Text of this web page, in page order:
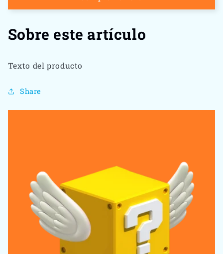
Sobre este artículo
Texto del producto
Share